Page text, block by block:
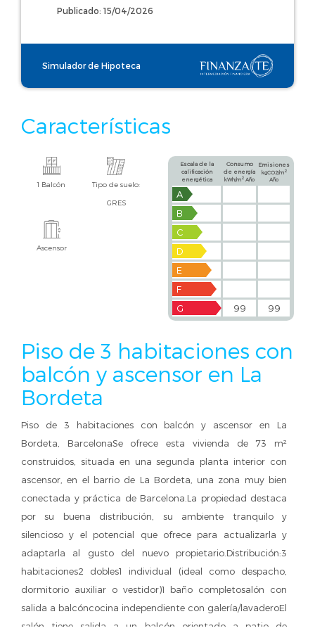
Publicado: 15/04/2026
Simulador de Hipoteca
Características
1 Balcón Tipo de suelo:
GRES
Ascensor
Escala de la
calificación
energética
Consumo
de energía
kWh/m2 Año
Emisiones
kgCO2/m 2
Año
A
B
C
D
E
F
G
99 99
Piso de 3 habitaciones con
balcón y ascensor en La
Bordeta
Piso de 3 habitaciones con balcón y ascensor en La
Bordeta, BarcelonaSe ofrece esta vivienda de 73 m²
construidos, situada en una segunda planta interior con
ascensor, en el barrio de La Bordeta, una zona muy bien
conectada y práctica de Barcelona.La propiedad destaca
por su buena distribución, su ambiente tranquilo y
silencioso y el potencial que ofrece para actualizarla y
adaptarla al gusto del nuevo propietario.Distribución:3
habitaciones2 dobles1 individual (ideal como despacho,
dormitorio auxiliar o vestidor)1 baño completosalón con
salida a balcóncocina independiente con galería/lavaderoEl
salón tiene salida a un balcón orientado a patio de